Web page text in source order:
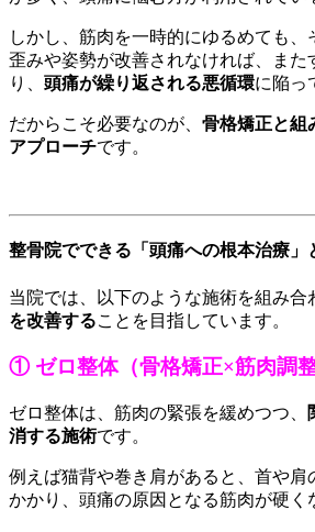
しかし、筋肉を一時的にゆるめても
歪みや姿勢が改善されなければ、また
り、 頭痛が繰り返される悪循環に陥っ
だからこそ必要なのが、 骨格矯正と組
アプローチです。
整骨院でできる「頭痛への根本治療」
当院では、以下のような施術を組み合
を改善することを目指しています。
① ゼロ整体（骨格矯正×筋肉調整
ゼロ整体は、筋肉の緊張を緩めつつ、
消する施術です。
例えば猫背や巻き肩があると、首や肩
かかり、頭痛の原因となる筋肉が硬く